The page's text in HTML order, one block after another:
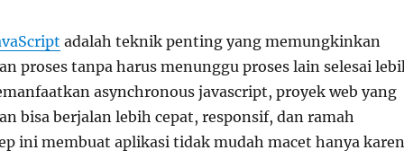
adalah teknik penting yang memungkinkan
proses tanpa harus menunggu proses lain selesai
asynchronous javascript, proyek web yang
bisa berjalan lebih cepat, responsif, dan ramah
ini membuat aplikasi tidak mudah macet hanya